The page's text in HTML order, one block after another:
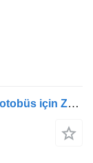
Solaris Urbino, Alpino, Vacanza (1999-) otobüs için ZF Urbino (01.99-) 8098955698 hidrolik amplifikatör